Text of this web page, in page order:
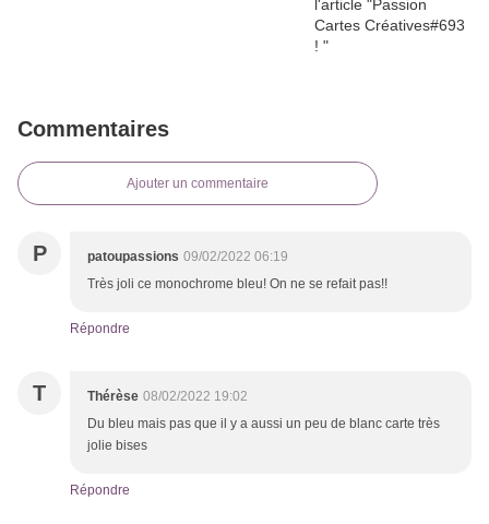
Commentaires
Ajouter un commentaire
P patoupassions 09/02/2022 06:19
Très joli ce monochrome bleu! On ne se refait pas!!
Répondre
T Thérèse 08/02/2022 19:02
Du bleu mais pas que il y a aussi un peu de blanc carte très
jolie bises
Répondre